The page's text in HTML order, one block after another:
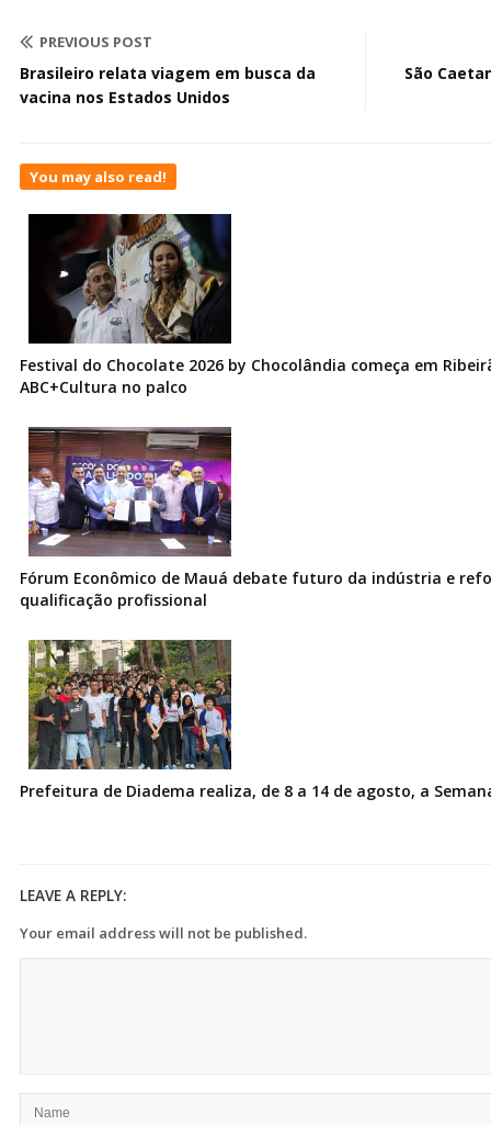
PREVIOUS POST
Brasileiro relata viagem em busca da
vacina nos Estados Unidos
São
You may also read!
Festival do Chocolate 2026 by Chocolândia começa em
ABC+Cultura no palco
Fórum Econômico de Mauá debate futuro da indústria e
qualificação profissional
Prefeitura de Diadema realiza, de 8 a 14 de agosto, a
LEAVE A REPLY:
Your email address will not be published.